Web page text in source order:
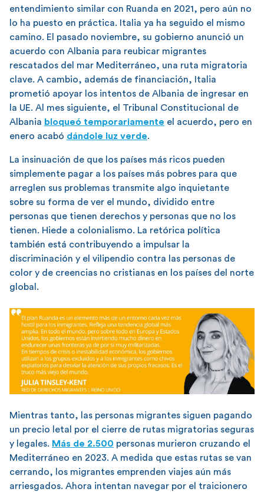
entendimiento similar con Ruanda en 2021, pero aún no
lo ha puesto en práctica. Italia ya ha seguido el mismo
camino. El pasado noviembre, su gobierno anunció un
acuerdo con Albania para reubicar migrantes
rescatados del mar Mediterráneo, una ruta migratoria
clave. A cambio, además de financiación, Italia
prometió apoyar los intentos de Albania de ingresar en
la UE. Al mes siguiente, el Tribunal Constitucional de
Albania bloqueó temporariamente el acuerdo, pero en
enero acabó dándole luz verde.
La insinuación de que los países más ricos pueden
simplemente pagar a los países más pobres para que
arreglen sus problemas transmite algo inquietante
sobre su forma de ver el mundo, dividido entre
personas que tienen derechos y personas que no los
tienen. Hiede a colonialismo. La retórica política
también está contribuyendo a impulsar la
discriminación y el vilipendio contra las personas de
color y de creencias no cristianas en los países del norte
global.
Mientras tanto, las personas migrantes siguen pagando
un precio letal por el cierre de rutas migratorias seguras
y legales. Más de 2.500 personas murieron cruzando el
Mediterráneo en 2023. A medida que estas rutas se van
cerrando, los migrantes emprenden viajes aún más
arriesgados. Ahora intentan navegar por el traicionero